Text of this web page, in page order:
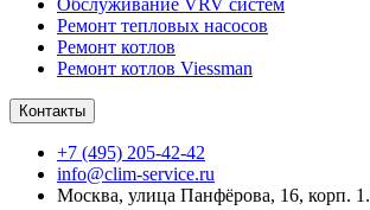
Ремонт тепловых насосов
Ремонт котлов
Ремонт котлов Viessman
Контакты
+7 (495) 205-42-42
info@clim-service.ru
Москва, улица Панфёрова, 16, корп. 1.